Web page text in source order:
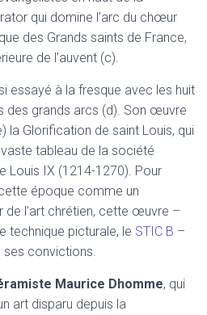
qui domine l’arc du chœur
des Grands saints de France,
de l’auvent (c).
essayé à la fresque avec les huit
des grands arcs (d). Son œuvre
la Glorification de saint Louis, qui
tableau de la société
Louis IX (1214-1270). Pour
époque comme un
de l’art chrétien, cette œuvre –
technique picturale, le STIC B –
convictions.
Maurice Dhomme, qui
art disparu depuis la